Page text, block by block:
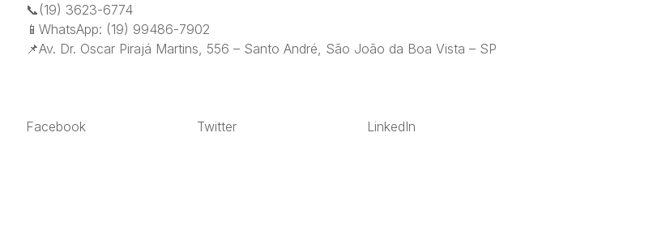
📞(19) 3623-6774
📱WhatsApp: (19) 99486-7902
📌Av. Dr. Oscar Pirajá Martins, 556 – Santo André, São João da Boa Vista – SP
Facebook Twitter LinkedIn